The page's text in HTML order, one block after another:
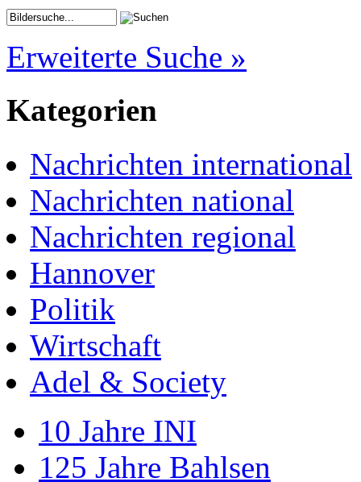
Erweiterte Suche »
Kategorien
Nachrichten international
Nachrichten national
Nachrichten regional
Hannover
Politik
Wirtschaft
Adel & Society
10 Jahre INI
125 Jahre Bahlsen